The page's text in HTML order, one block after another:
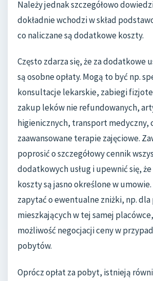
Należy jednak szczegółowo
dokładnie wchodzi w skład
co naliczane są dodatkowe koszty.
Często zdarza się, że za dodatkowe
są osobne opłaty. Mogą to być np.
konsultacje lekarskie, zabiegi
zakup leków nie refundowanych,
higienicznych, transport medyczny,
zaawansowane terapie zajęciowe.
poprosić o szczegółowy cennik
dodatkowych usług i upewnić się,
koszty są jasno określone w
zapytać o ewentualne zniżki, np. dla
mieszkających w tej samej
możliwość negocjacji ceny w
pobytów.
Oprócz opłat za pobyt, istnieją